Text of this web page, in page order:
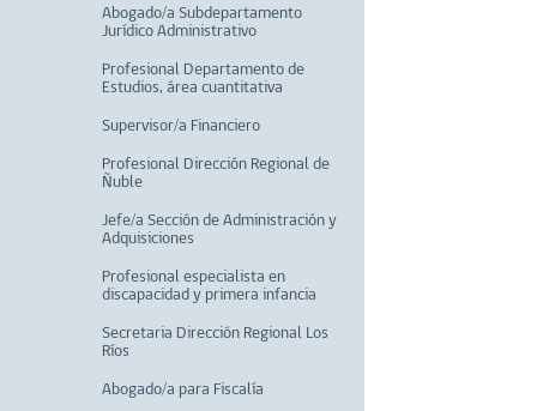
Abogado/a Subdepartamento
Jurídico Administrativo
Profesional Departamento de
Estudios, área cuantitativa
Supervisor/a Financiero
Profesional Dirección Regional de
Ñuble
Jefe/a Sección de Administración y
Adquisiciones
Profesional especialista en
discapacidad y primera infancia
Secretaria Dirección Regional Los
Ríos
Abogado/a para Fiscalía